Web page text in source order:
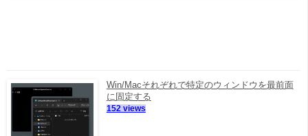
Win/Macそれぞれで特定のウィンドウを最前面
に固定する
152 views